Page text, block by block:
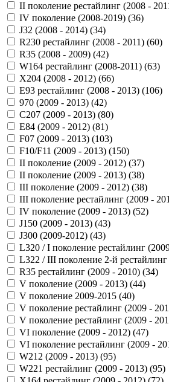
II поколение рестайлинг (2008 -
IV поколение (2008-2019) (36)
J32 (2008 - 2014) (34)
R230 рестайлинг (2008 - 2011) (60)
R35 (2008 - 2009) (42)
W164 рестайлинг (2008-2011) (63)
X204 (2008 - 2012) (66)
Е93 рестайлинг (2008 - 2013) (106)
970 (2009 - 2013) (42)
C207 (2009 - 2013) (80)
E84 (2009 - 2012) (81)
F07 (2009 - 2013) (103)
F10/F11 (2009 - 2013) (150)
II поколение (2009 - 2012) (37)
II поколение (2009 - 2013) (38)
III поколение (2009 - 2012) (38)
III поколение рестайлинг (2009 -
IV поколение (2009 - 2013) (52)
J150 (2009 - 2013) (43)
J300 (2009-2012) (43)
L320 / I поколение рестайлинг
L322 / III поколение 2-й
R35 рестайлинг (2009 - 2010) (34)
V поколение (2009 - 2013) (44)
V поколение 2009-2015 (40)
V поколение рестайлинг (2009 -
V поколение рестайлинг (2009 -
VI поколение (2009 - 2012) (47)
VI поколение рестайлинг (2009 -
W212 (2009 - 2013) (95)
W221 рестайлинг (2009 - 2013) (95)